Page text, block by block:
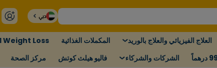
دبي
العلاج الفيزيائي والعلاج بالوريد المكملات الغذائية Weight Loss
الشركات والشركاء فاليو هيلث كوتش مركز الصحة